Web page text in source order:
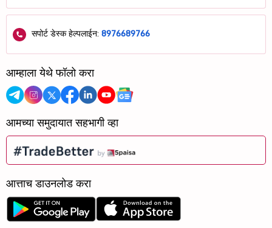
सपोर्ट डेस्क हेल्पलाईन: 8976689766
आम्हाला येथे फॉलो करा
आमच्या समुदायात सहभागी व्हा
आत्ताच डाउनलोड करा